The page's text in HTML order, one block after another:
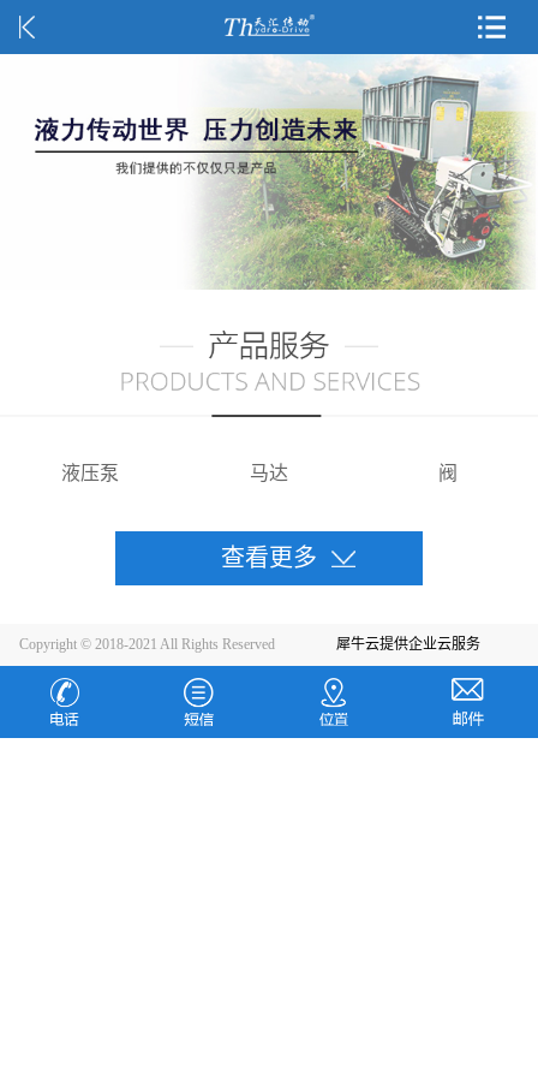
液压泵 马达
阀
Copyright © 2018-2021 All Rights Reserved 犀牛云提供企业云服务